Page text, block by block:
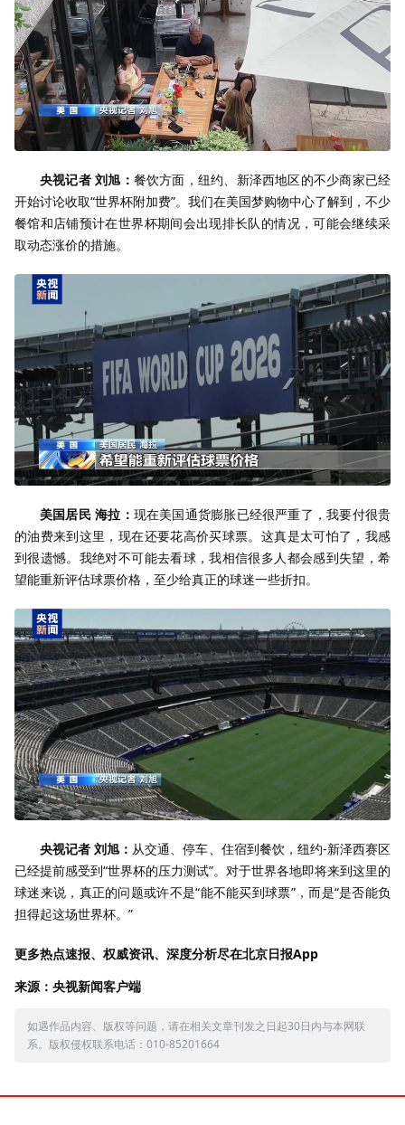
央视记者 刘旭： 餐饮方面，纽约、新泽西地区的不少商家已经
开始讨论收取“世界杯附加费”。我们在美国梦购物中心了解到，不少
餐馆和店铺预计在世界杯期间会出现排长队的情况，可能会继续采
取动态涨价的措施。
美国居民 海拉： 现在美国通货膨胀已经很严重了，我要付很贵
的油费来到这里，现在还要花高价买球票。这真是太可怕了，我感
到很遗憾。我绝对不可能去看球，我相信很多人都会感到失望，希
望能重新评估球票价格，至少给真正的球迷一些折扣。
央视记者 刘旭： 从交通、停车、住宿到餐饮，纽约-新泽西赛区
已经提前感受到“世界杯的压力测试”。对于世界各地即将来到这里的
球迷来说，真正的问题或许不是“能不能买到球票”，而是“是否能负
担得起这场世界杯。”
更多热点速报、权威资讯、深度分析尽在北京日报App
来源：央视新闻客户端
如遇作品内容、版权等问题，请在相关文章刊发之日起30日内与本网联
系。版权侵权联系电话：010-85201664